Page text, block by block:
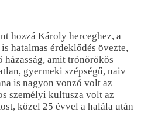
hozzá Károly herceghez, a
hatalmas érdeklődés övezte,
házasság, amit trónörökös
gyermeki szépségű, naiv
is nagyon vonzó volt az
személyi kultusza volt az
közel 25 évvel a halála után